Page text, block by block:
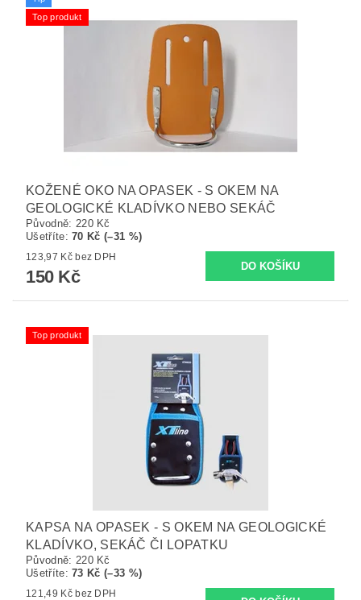
Top produkt
KOŽENÉ OKO NA OPASEK - S OKEM NA
GEOLOGICKÉ KLADÍVKO NEBO SEKÁČ
Původně: 220 Kč
Ušetříte:70 Kč (–31 %)
123,97 Kč bez DPH
150 Kč
Top produkt
KAPSA NA OPASEK - S OKEM NA GEOLOGICKÉ
KLADÍVKO, SEKÁČ ČI LOPATKU
Původně: 220 Kč
Ušetříte:73 Kč (–33 %)
121,49 Kč bez DPH